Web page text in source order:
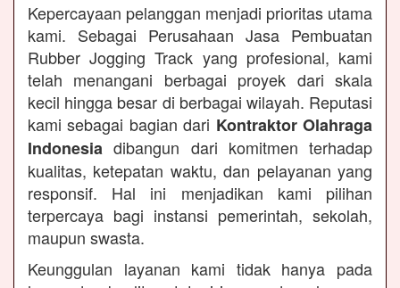
Kepercayaan pelanggan menjadi prioritas utama
kami. Sebagai Perusahaan Jasa Pembuatan
Rubber Jogging Track yang profesional, kami
telah menangani berbagai proyek dari skala
kecil hingga besar di berbagai wilayah. Reputasi
kami sebagai bagian dari Kontraktor Olahraga
Indonesia dibangun dari komitmen terhadap
kualitas, ketepatan waktu, dan pelayanan yang
responsif. Hal ini menjadikan kami pilihan
terpercaya bagi instansi pemerintah, sekolah,
maupun swasta.
Keunggulan layanan kami tidak hanya pada